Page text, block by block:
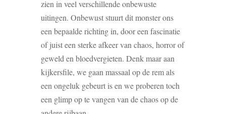
zien in veel verschillende onbewuste
uitingen. Onbewust stuurt dit monster ons
een bepaalde richting in, door een fascinatie
of juist een sterke afkeer van chaos, horror of
geweld en bloedvergieten. Denk maar aan
kijkersfile, we gaan massaal op de rem als
een ongeluk gebeurt is en we proberen toch
een glimp op te vangen van de chaos op de